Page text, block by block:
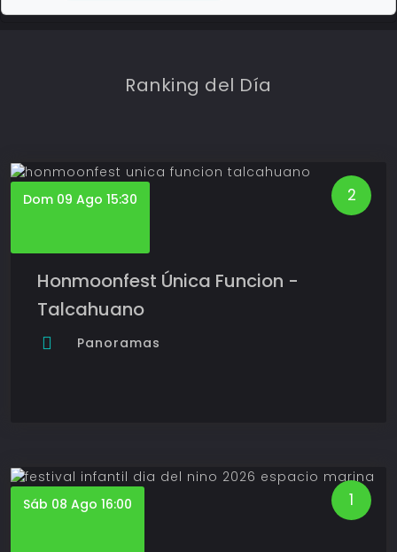
Ranking del Día
2
Dom 09 Ago 15:30
Honmoonfest Única Funcion -
Talcahuano
Panoramas
1
Sáb 08 Ago 16:00